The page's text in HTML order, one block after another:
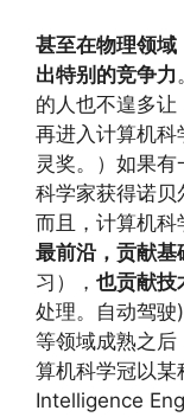
甚至在物理领域
出特别的竞争力
的人也不遑多让
再进入计算机科
灵奖。）如果
科学家获得诺贝
而且，计算机科
最前沿，贡献基
习）， 也贡献技
处理。自动驾驶
等领域成熟之后
算机科学冠以
Intelligence